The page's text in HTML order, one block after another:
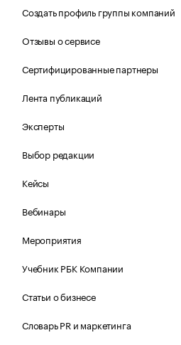
Создать профиль группы компаний
Отзывы о сервисе
Сертифицированные партнеры
Лента публикаций
Эксперты
Выбор редакции
Кейсы
Вебинары
Мероприятия
Учебник РБК Компании
Статьи о бизнесе
Словарь PR и маркетинга